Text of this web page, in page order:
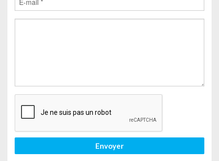
Envoyer